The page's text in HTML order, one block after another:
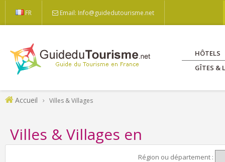
FR Email: Info@guidedutourisme.net
HÔTELS
GÎTES &
Accueil Villes & Villages
Villes & Villages en
Région ou département :